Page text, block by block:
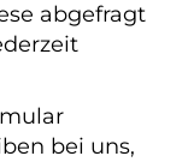
abgefragt
bei uns,